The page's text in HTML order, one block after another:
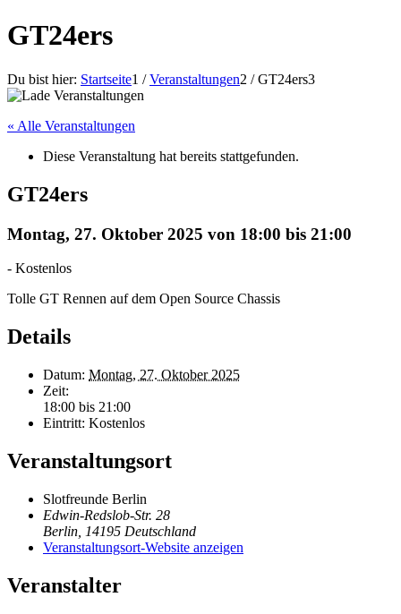
GT24ers
Du bist hier: Startseite1 / Veranstaltungen2 / GT24ers3
« Alle Veranstaltungen
Diese Veranstaltung hat bereits stattgefunden.
GT24ers
Montag, 27. Oktober 2025 von 18:00 bis 21:00
- Kostenlos
Tolle GT Rennen auf dem Open Source Chassis
Details
Datum: Montag, 27. Oktober 2025
Zeit:
18:00 bis 21:00
Eintritt: Kostenlos
Veranstaltungsort
Slotfreunde Berlin
Edwin-Redslob-Str. 28
Berlin 14195 Deutschland
Veranstaltungsort-Website anzeigen
Veranstalter